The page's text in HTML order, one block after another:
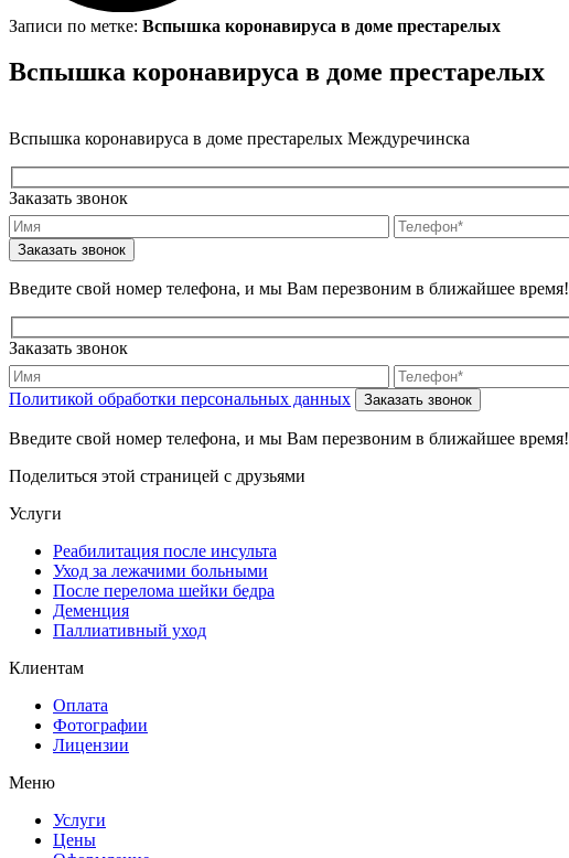
Записи по метке: Вспышка коронавируса в доме престарелых
Вспышка коронавируса в доме престарелых
Вспышка коронавируса в доме престарелых Междуречинска
Заказать звонок
Введите свой номер телефона, и мы Вам перезвоним в ближайшее время!
Заказать звонок
Политикой обработки персональных данных
Введите свой номер телефона, и мы Вам перезвоним в ближайшее время!
Поделиться этой страницей с друзьями
Услуги
Реабилитация после инсульта
Уход за лежачими больными
После перелома шейки бедра
Деменция
Паллиативный уход
Клиентам
Оплата
Фотографии
Лицензии
Меню
Услуги
Цены